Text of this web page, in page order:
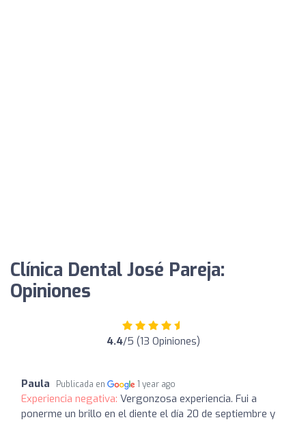
Clínica Dental José Pareja:
Opiniones
4.4/5 (13 Opiniones)
Paula Publicada en 1 year ago
Experiencia negativa: Vergonzosa experiencia. Fui a
ponerme un brillo en el diente el día 20 de septiembre y